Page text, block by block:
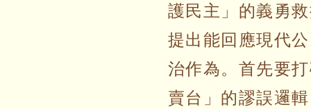
護民主」的義勇
提出能回應現代
治作為。首先要
賣台」的謬誤邏